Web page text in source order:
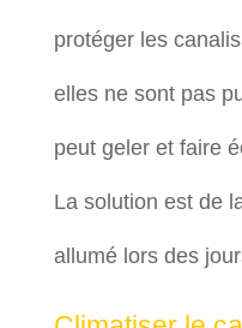
protéger les
elles ne sont pas
peut geler et faire
La solution est de
allumé lors des